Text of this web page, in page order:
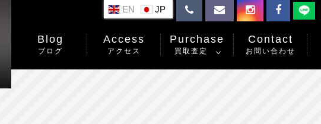
Blog
ブログ
Access
アクセス
Purchase
買取査定
Contact
お問い合わせ
EN